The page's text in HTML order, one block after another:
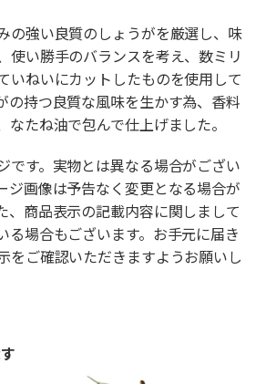
の強い良質のしょうがを厳選し、味
使い勝手のバランスを考え、数ミリ
いねいにカットしたものを使用して
の持つ良質な風味を生かす為、香料
なたね油で包んで仕上げました。
です。実物とは異なる場合がござい
ジ画像は予告なく変更となる場合が
、商品表示の記載内容に関しまして
る場合もございます。お手元に届き
をご確認いただきますようお願いし